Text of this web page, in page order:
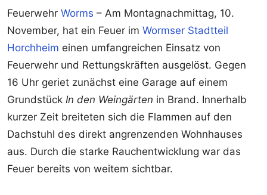
Feuerwehr Worms – Am Montagnachmittag, 10.
November, hat ein Feuer im Wormser Stadtteil
Horchheim einen umfangreichen Einsatz von
Feuerwehr und Rettungskräften ausgelöst. Gegen
16 Uhr geriet zunächst eine Garage auf einem
Grundstück In den Weingärten in Brand. Innerhalb
kurzer Zeit breiteten sich die Flammen auf den
Dachstuhl des direkt angrenzenden Wohnhauses
aus. Durch die starke Rauchentwicklung war das
Feuer bereits von weitem sichtbar.